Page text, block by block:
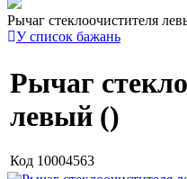
Рычаг стеклоочистителя
У список бажань
Рычаг
левый ()
Код 10004563